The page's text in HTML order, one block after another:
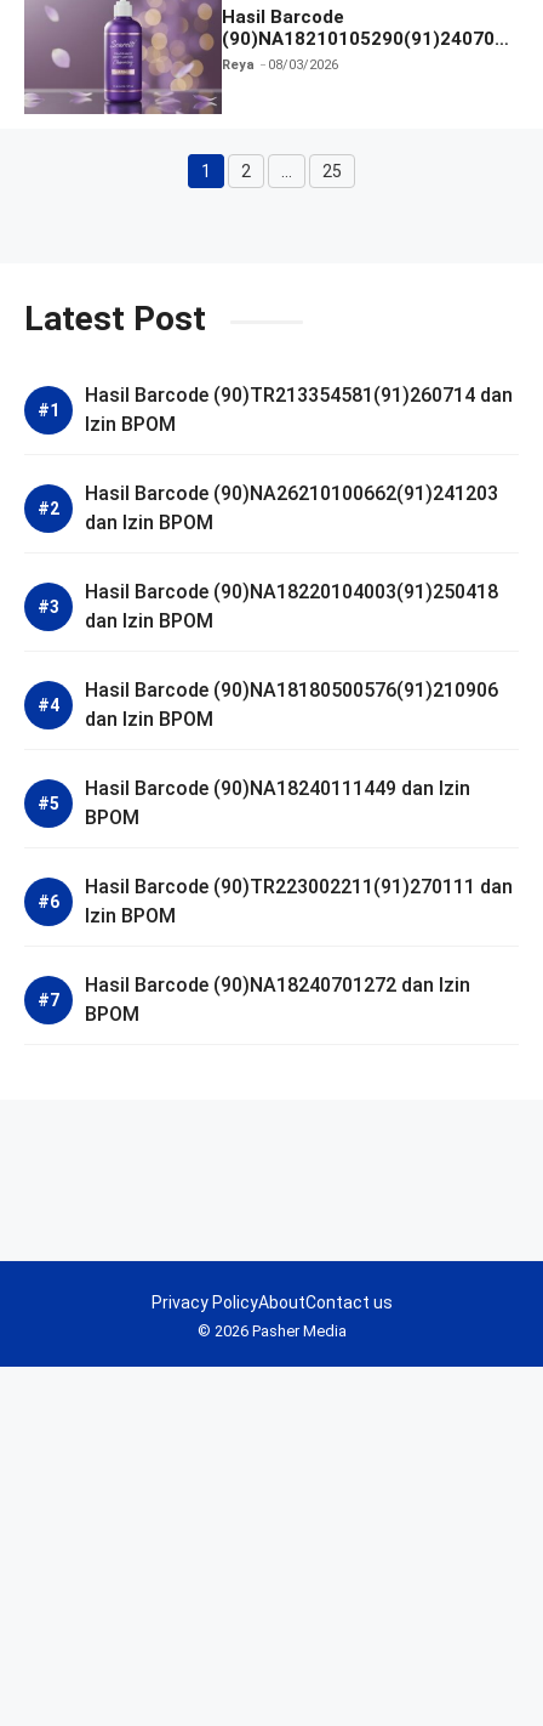
Hasil Barcode
(90)NA18210105290(91)240703
dan Izin BPOM
Reya 08/03/2026
Halaman
1 Halaman
2 … Halaman
25
Latest Post
Hasil Barcode (90)TR213354581(91)260714 dan
Izin BPOM
Hasil Barcode (90)NA26210100662(91)241203
dan Izin BPOM
Hasil Barcode (90)NA18220104003(91)250418
dan Izin BPOM
Hasil Barcode (90)NA18180500576(91)210906
dan Izin BPOM
Hasil Barcode (90)NA18240111449 dan Izin
BPOM
Hasil Barcode (90)TR223002211(91)270111 dan
Izin BPOM
Hasil Barcode (90)NA18240701272 dan Izin
BPOM
© 2026 Pasher Media
Privacy PolicyAboutContact us